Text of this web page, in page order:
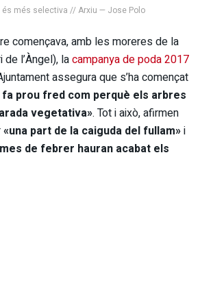
és més selectiva // Arxiu — Jose Polo
començava, amb les moreres de la
l’Àngel), lacampanya de poda 2017
assegura que s’ha començat
fa prou fred com perquè els arbres
vegetativa». Tot i això, afirmen
«una part de la caiguda del fullam»i
de febrer hauran acabat els